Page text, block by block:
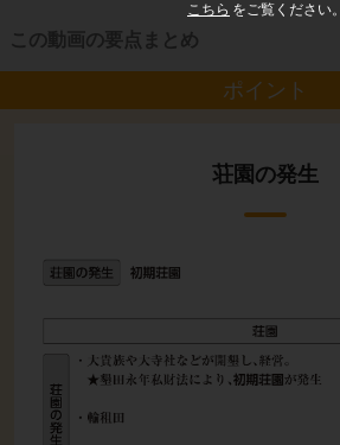
こちら をご覧ください。
この動画の要点まとめ
ポイント
荘園の発生